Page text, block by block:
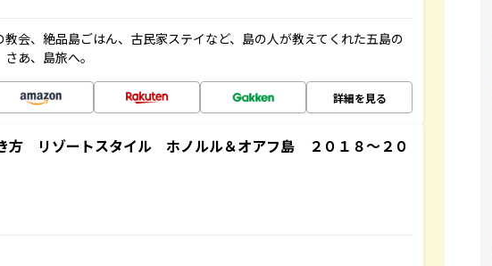
教会、絶品島ごはん、古民家ステイなど、島の人が教えてくれた五島の
あ、島旅へ。
詳細を見る
方 リゾートスタイル ホノルル＆オアフ島 ２０１８～２０